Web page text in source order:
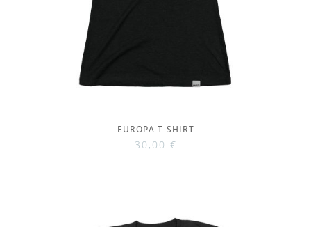
EUROPA T-SHIRT
30,00 €